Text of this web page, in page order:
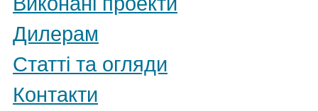
Дилерам
Статті та огляди
Контакти